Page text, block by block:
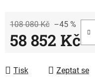
108 080 Kč –45 %
58 852 Kč
Tisk Zeptat se